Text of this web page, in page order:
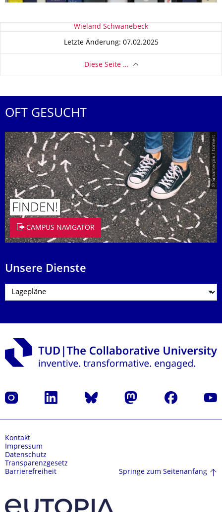
Zu dieser SeiteWieland Schwanebeck
Letzte Änderung: 07.02.2025
Diese Seite …
OFT GESUCHT
© Smarterpix / tomert
FINDEN!
CAMPUS NAVIGATOR
Unsere Dienste
Instagram LinkedIn Bluesky Mastodon Facebook
Kontakt
Impressum
Datenschutz
Transparenzgesetz
Barrierefreiheit
Springe zum Seitenanfang